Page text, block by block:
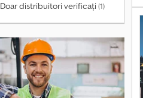
Doar distribuitori verificați(1)